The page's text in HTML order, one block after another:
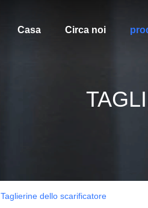
Casa Circa noi
Taglierine dello scarificatore